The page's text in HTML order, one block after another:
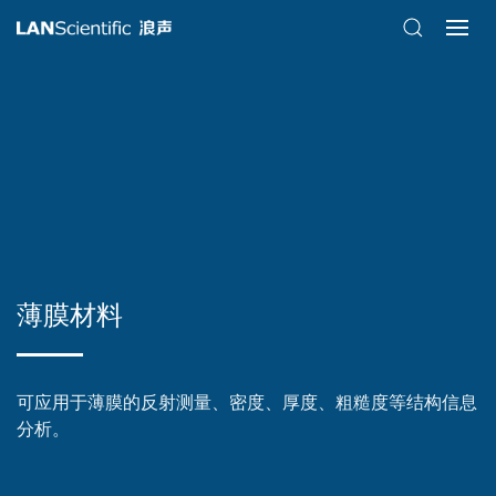
薄膜材料
可应用于薄膜的反射测量、密度、厚度、粗糙度等结构信息
分析。